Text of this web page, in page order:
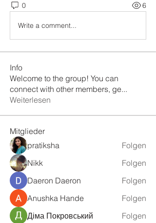
0 6
Write a comment...
Info
Welcome to the group! You can
connect with other members, ge...
Weiterlesen
Mitglieder
pratiksha
Folgen
Nikk
Folgen
Daeron Daeron
Folgen
Anushka Hande
Folgen
Діма Покровський
Folgen